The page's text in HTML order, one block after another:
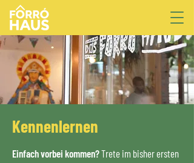
Kennenlernen
Einfach vorbei kommen?Trete im bisher ersten